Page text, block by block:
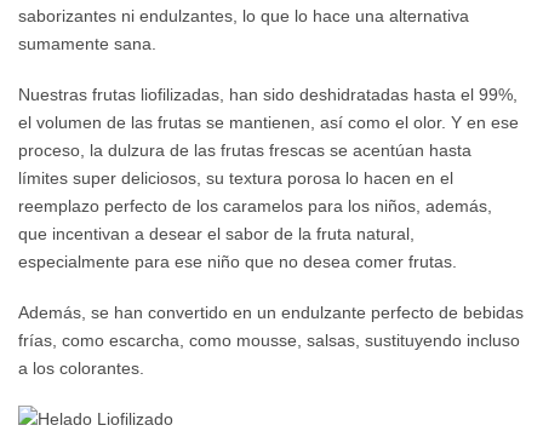
saborizantes ni endulzantes, lo que lo hace una alternativa
sumamente sana.
Nuestras frutas liofilizadas, han sido deshidratadas hasta el 99%,
el volumen de las frutas se mantienen, así como el olor. Y en ese
proceso, la dulzura de las frutas frescas se acentúan hasta
límites super deliciosos, su textura porosa lo hacen en el
reemplazo perfecto de los caramelos para los niños, además,
que incentivan a desear el sabor de la fruta natural,
especialmente para ese niño que no desea comer frutas.
Además, se han convertido en un endulzante perfecto de bebidas
frías, como escarcha, como mousse, salsas, sustituyendo incluso
a los colorantes.